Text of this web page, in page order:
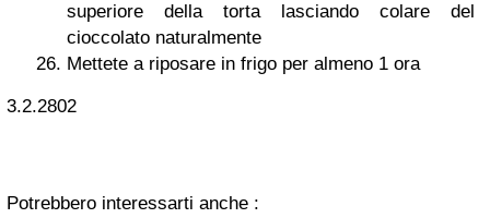
superiore della torta lasciando colare del
cioccolato naturalmente
Mettete a riposare in frigo per almeno 1 ora
3.2.2802
Potrebbero interessarti anche :